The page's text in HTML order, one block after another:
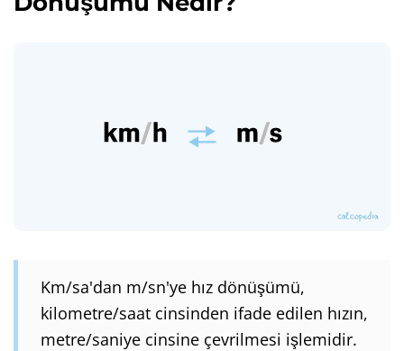
Km/sa'dan m/sn'ye hız dönüşümü,
kilometre/saat cinsinden ifade edilen hızın,
metre/saniye cinsine çevrilmesi işlemidir.